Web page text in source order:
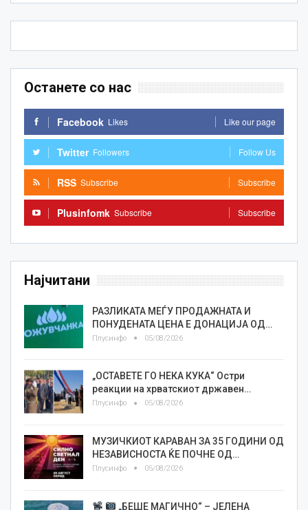
Останете со нас
Facebook Likes Like our page
Twitter Followers Follow Us
RSS Subscribe Subscribe
Plusinfomk Subscribe Subscribe
Најчитани
РАЗЛИКАТА МЕЃУ ПРОДАЖНАТА И
ПОНУДЕНАТА ЦЕНА Е ДОНАЦИЈА ОД…
Плусинфо 05/08/2026
„ОСТАВЕТЕ ГО НЕКА КУКА“ Остри
реакции на хрватскиот државен…
Плусинфо 05/08/2026
МУЗИЧКИОТ КАРАВАН ЗА 35 ГОДИНИ ОД
НЕЗАВИСНОСТА ЌЕ ПОЧНЕ ОД…
Плусинфо 05/08/2026
„БЕШЕ МАГИЧНО“ – ЈЕЛЕНА